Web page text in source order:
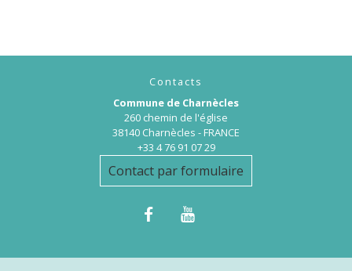
Contacts
Commune de Charnècles
260 chemin de l'église
38140 Charnècles - FRANCE
+33 4 76 91 07 29
Contact par formulaire